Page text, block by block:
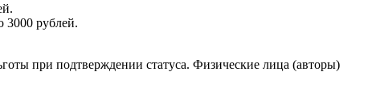
3000 рублей.
при подтверждении статуса. Физические лица (авторы)